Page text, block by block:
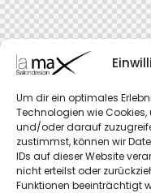
Um dir ein optimales
Technologien wie
und/oder darauf
zustimmst, können wir
IDs auf dieser Website
nicht erteilst oder
Funktionen beeinträchtigt